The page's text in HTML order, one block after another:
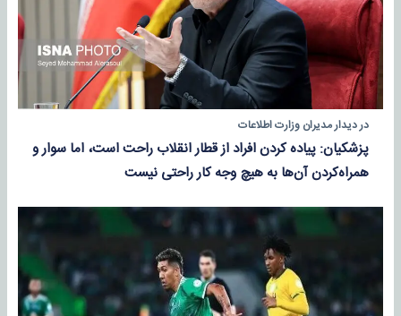
در دیدار مدیران وزارت اطلاعات
پزشکیان: پیاده کردن افراد از قطار انقلاب راحت است، اما سوار و
همراه‌کردن آن‌ها به هیچ وجه کار راحتی نیست